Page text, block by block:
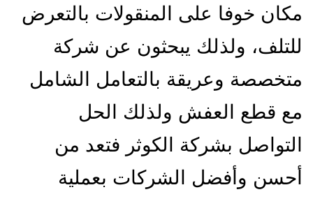
مكان خوفا على المنقولات بالتعرض
للتلف، ولذلك يبحثون عن شركة
متخصصة وعريقة بالتعامل الشامل
مع قطع العفش ولذلك الحل
التواصل بشركة الكوثر فتعد من
أحسن وأفضل الشركات بعملية